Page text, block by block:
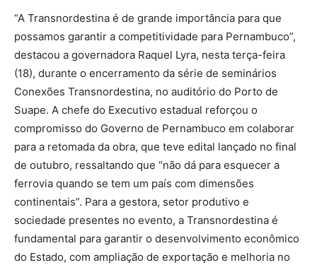
“A Transnordestina é de grande importância para que
possamos garantir a competitividade para Pernambuco”,
destacou a governadora Raquel Lyra, nesta terça-feira
(18), durante o encerramento da série de seminários
Conexões Transnordestina, no auditório do Porto de
Suape. A chefe do Executivo estadual reforçou o
compromisso do Governo de Pernambuco em colaborar
para a retomada da obra, que teve edital lançado no final
de outubro, ressaltando que “não dá para esquecer a
ferrovia quando se tem um país com dimensões
continentais”. Para a gestora, setor produtivo e
sociedade presentes no evento, a Transnordestina é
fundamental para garantir o desenvolvimento econômico
do Estado, com ampliação de exportação e melhoria no